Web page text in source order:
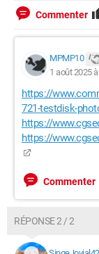
Commenter
MPMP10
1 août 2025
https://
721-testdisk-
https://
https://
Commenter
RÉPONSE 2 / 2